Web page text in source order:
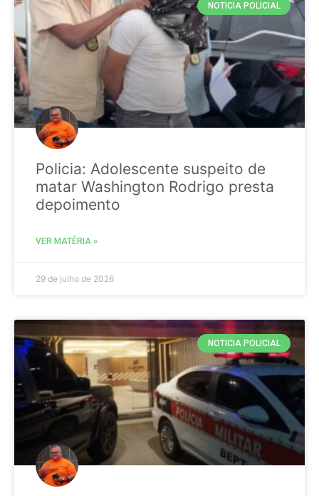
NOTICIA POLICIAL
Policia: Adolescente suspeito de
matar Washington Rodrigo presta
depoimento
VER MATÉRIA »
29 de julho de 2026
NOTICIA POLICIAL